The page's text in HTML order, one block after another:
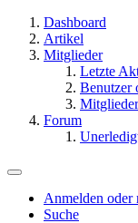
Dashboard
Artikel
Mitglieder
Letzte
Benutzer
Forum
Anmelden oder
Suche